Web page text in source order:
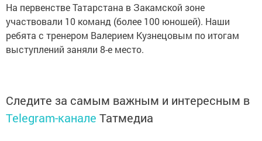
На первенстве Татарстана в Закамской зоне
участвовали 10 команд (более 100 юношей). Наши
ребята с тренером Валерием Кузнецовым по итогам
выступлений заняли 8-е место.
Следите за самым важным и интересным в
Telegram-канале Татмедиа